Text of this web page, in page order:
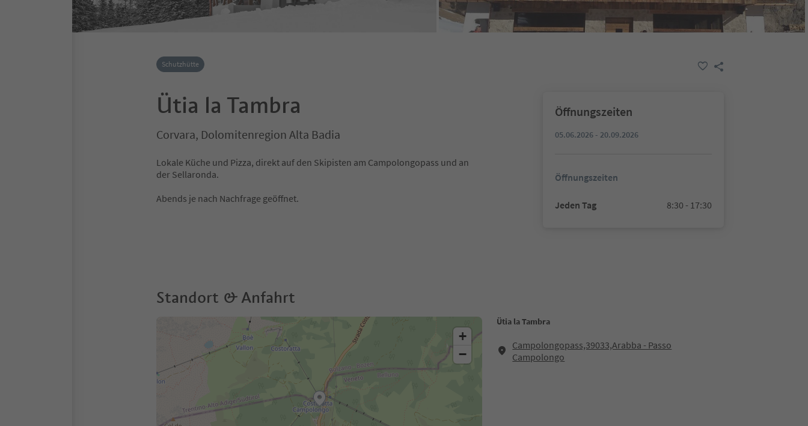
Schutzhütte
Ütia la Tambra
Corvara, Dolomitenregion Alta Badia
Lokale Küche und Pizza, direkt auf den Skipisten am Campolongopass und an
der Sellaronda.
Abends je nach Nachfrage geöffnet.
Öffnungszeiten
05.06.2026 - 20.09.2026
Öffnungszeiten
Jeden Tag 8:30 - 17:30
Standort & Anfahrt
Ütia la Tambra
Campolongopass,39033,Arabba - Passo
Campolongo
+
−